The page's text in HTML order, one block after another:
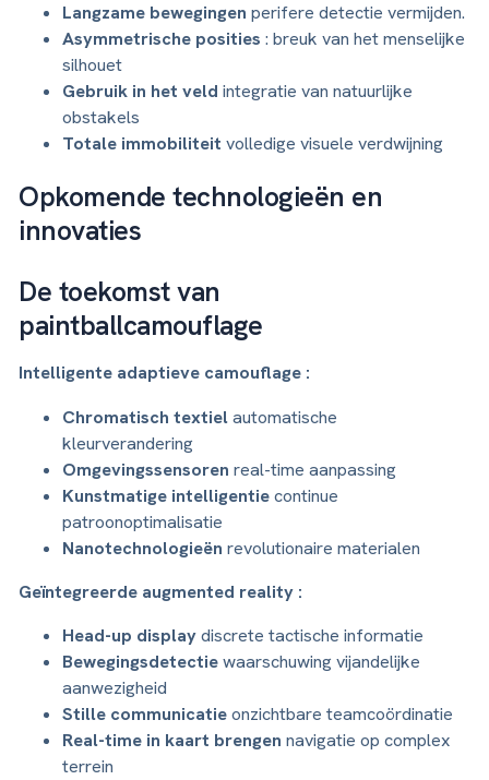
Langzame bewegingen perifere detectie vermijden.
Asymmetrische posities : breuk van het menselijke
silhouet
Gebruik in het veld integratie van natuurlijke
obstakels
Totale immobiliteit volledige visuele verdwijning
Opkomende technologieën en
innovaties
De toekomst van
paintballcamouflage
Intelligente adaptieve camouflage :
Chromatisch textielautomatische
kleurverandering
Omgevingssensoren real-time aanpassing
Kunstmatige intelligentiecontinue
patroonoptimalisatie
Nanotechnologieën revolutionaire materialen
Geïntegreerde augmented reality :
Head-up displaydiscrete tactische informatie
Bewegingsdetectiewaarschuwing vijandelijke
aanwezigheid
Stille communicatieonzichtbare teamcoördinatie
Real-time in kaart brengen navigatie op complex
terrein